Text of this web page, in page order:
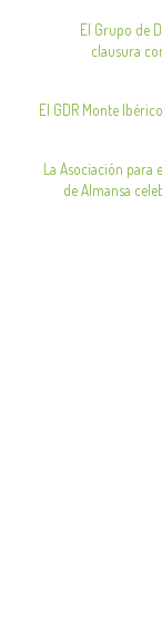
El Grupo de
clausura
El GDR Monte
La Asociación para
de Almansa